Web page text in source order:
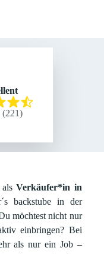
(221)
alsVerkäufer*in in
backstube in der
möchtest nicht nur
einbringen? Bei
als nur ein Job –